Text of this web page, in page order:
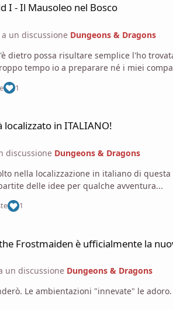
I - Il Mausoleo nel Bosco
un discussione Dungeons & Dragons
l'ho trovata molto utile. Comprata più di un anno fa, l'ho spesso usata per
1
in ITALIANO!
discussione Dungeons & Dragons
nella localizzazione in italiano di
Mi erano già partite delle idee per qualche avventura...
1
Frostmaiden è ufficialmente la
un discussione Dungeons & Dragons
"innevate" le adoro. Non vedo l'ora che esca. Anche questa